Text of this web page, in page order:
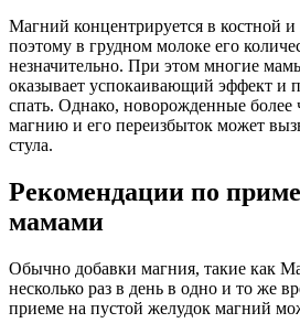
Магний концентрируется в костной
поэтому в грудном молоке его
незначительно. При этом многие
оказывает успокаивающий эффект и
спать. Однако, новорожденные более
магнию и его переизбыток может
стула.
Рекомендации по
мамами
Обычно добавки магния, такие как
несколько раз в день в одно и то же
приеме на пустой желудок магний